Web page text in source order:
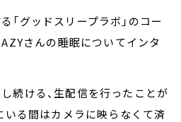
「グッドスリープラボ」のコー
さんの睡眠についてインタ
続ける、生配信を行ったことが
いる間はカメラに映らなくて済